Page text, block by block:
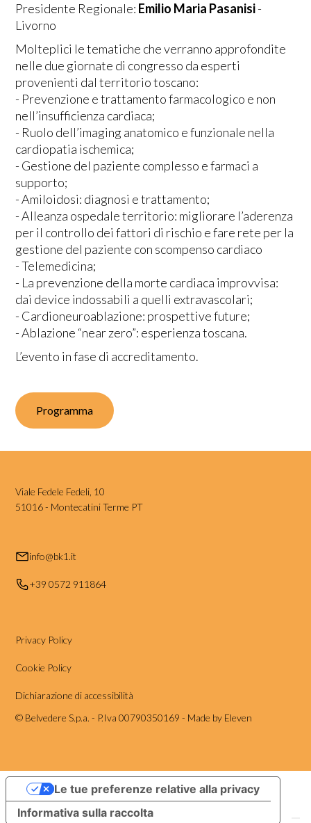
Presidente Regionale: Emilio Maria Pasanisi-
Livorno
Molteplici le tematiche che verranno approfondite
nelle due giornate di congresso da esperti
provenienti dal territorio toscano:
- Prevenzione e trattamento farmacologico e non
nell’insufficienza cardiaca;
- Ruolo dell’imaging anatomico e funzionale nella
cardiopatia ischemica;
- Gestione del paziente complesso e farmaci a
supporto;
- Amiloidosi: diagnosi e trattamento;
- Alleanza ospedale territorio: migliorare l’aderenza
per il controllo dei fattori di rischio e fare rete per la
gestione del paziente con scompenso cardiaco
- Telemedicina;
- La prevenzione della morte cardiaca improvvisa:
dai device indossabili a quelli extravascolari;
- Cardioneuroablazione: prospettive future;
- Ablazione “near zero”: esperienza toscana.‍
L’evento in fase di accreditamento.
Programma
Viale Fedele Fedeli, 10
51016 - Montecatini Terme PT
info@bk1.it
+39 0572 911864
Privacy Policy
Cookie Policy
Dichiarazione di accessibilità
© Belvedere S.p.a. - P.Iva 00790350169 - Made by Eleven
Informativa sulla raccolta
Le tue preferenze relative alla privacy